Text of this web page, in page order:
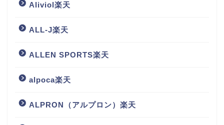
Aliviol楽天
ALL-J楽天
ALLEN SPORTS楽天
alpoca楽天
ALPRON（アルプロン）楽天